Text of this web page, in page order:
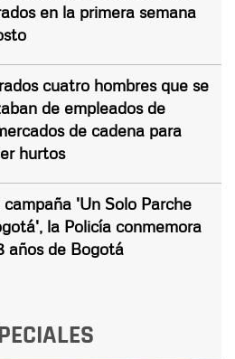
en la primera semana
cuatro hombres que se
de empleados de
de cadena para
hurtos
campaña 'Un Solo Parche
la Policía conmemora
años de Bogotá